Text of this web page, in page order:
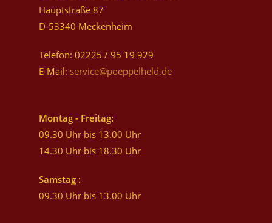
Hauptstraße 87
D-53340 Meckenheim
Telefon: 02225 / 95 19 929
E-Mail: service@poeppelheld.de
Montag - Freitag:
09.30 Uhr bis 13.00 Uhr
14.30 Uhr bis 18.30 Uhr
Samstag :
09.30 Uhr bis 13.00 Uhr